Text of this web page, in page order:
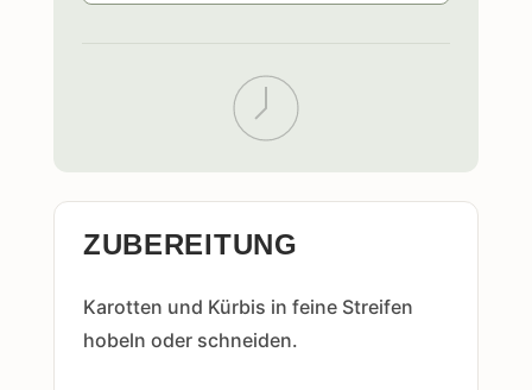
ZUBEREITUNG
Karotten und Kürbis in feine Streifen
hobeln oder schneiden.